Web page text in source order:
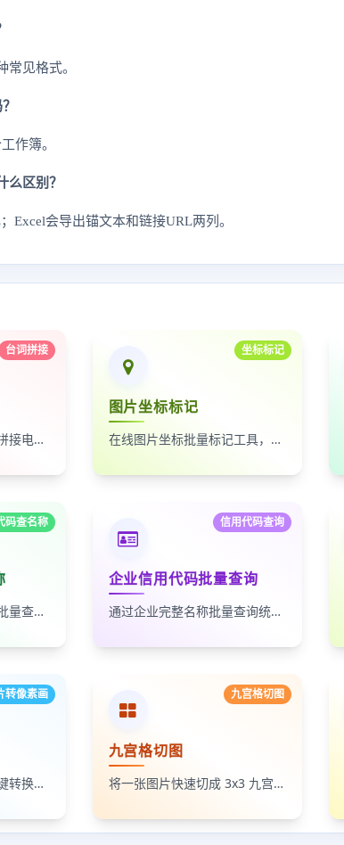
常见格式。
作簿。
么区别？
Excel会导出锚文本和链接URL两列。
台词拼接
自动按时间排序，无缝拼接电影台词截图
坐标标记
图片坐标标记
在线图片坐标批量标记工具，支持自定义红点、颜色、大小及序号
码查名称
通过统一社会信用代码批量查询企业名称，适合企业名单核验、客户资料整理和工商信息补全
信用代码查询
企业信用代码批量查询
通过企业完整名称批量查询统一社会信用代码，适合企业资料整理、名单核验和工商信息匹配
转像素画
将照片、头像和插画一键转换成像素画风格图片，支持调节像素颗粒度、输出倍率和导出格式
九宫格切图
九宫格切图
将一张图片快速切成 3x3 九宫格小图，支持单张下载和 ZIP 打包下载